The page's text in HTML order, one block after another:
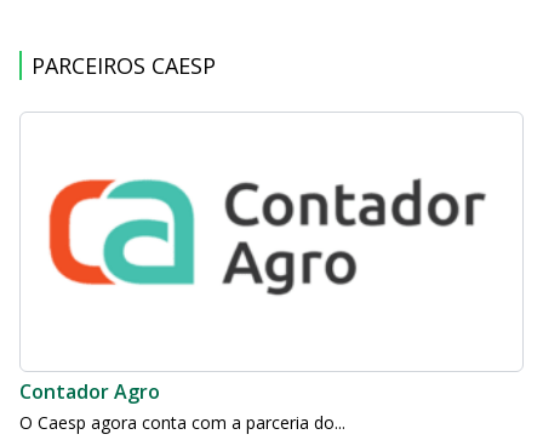
PARCEIROS CAESP
Contador Agro
O Caesp agora conta com a parceria do...